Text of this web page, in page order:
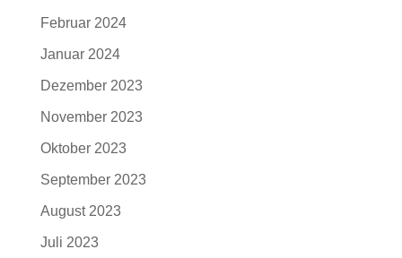
Februar 2024
Januar 2024
Dezember 2023
November 2023
Oktober 2023
September 2023
August 2023
Juli 2023